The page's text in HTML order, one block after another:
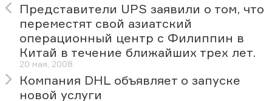
Представители UPS заявили о том, что
переместят свой азиатский
операционный центр с Филиппин в
Китай в течение ближайших трех лет.
20 мая, 2008
Компания DHL объявляет о запуске
новой услуги